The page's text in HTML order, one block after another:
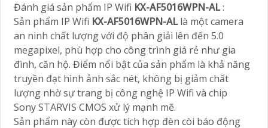
Đánh giá sản phẩm IP Wifi KX-AF5016WPN-AL:
Sản phẩm IP Wifi KX-AF5016WPN-ALlà một camera
an ninh chất lượng với độ phân giải lên đến 5.0
megapixel, phù hợp cho công trình giá rẻ như gia
đình, căn hộ. Điểm nổi bật của sản phẩm là khả năng
truyền đạt hình ảnh sắc nét, không bị giảm chất
lượng nhờ sự trang bị công nghệ IP Wifi và chip
Sony STARVIS CMOS xử lý mạnh mẽ.
Sản phẩm này còn được tích hợp đèn còi báo động